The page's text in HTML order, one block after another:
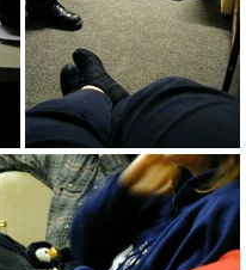
Pam_2_070